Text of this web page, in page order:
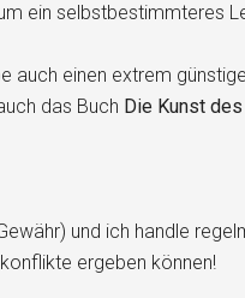
ein selbstbestimmteres
auch einen extrem
das Buch Die Kunst
und ich handle
ergeben können!